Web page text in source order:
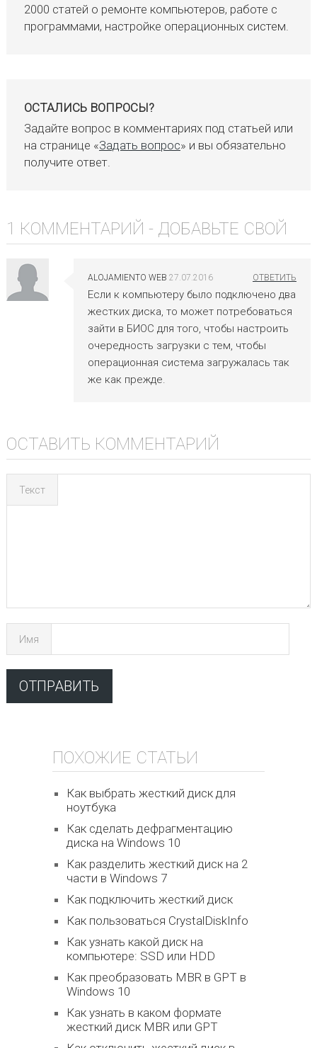
2000 статей о ремонте компьютеров, работе с
программами, настройке операционных систем.
ОСТАЛИСЬ ВОПРОСЫ?
Задайте вопрос в комментариях под статьей или
на странице «Задать вопрос» и вы обязательно
получите ответ.
1 КОММЕНТАРИЙ - ДОБАВЬТЕ СВОЙ
ALOJAMIENTO WEB 27.07.2016
Если к компьютеру было подключено два
жестких диска, то может потребоваться
зайти в БИОС для того, чтобы настроить
очередность загрузки с тем, чтобы
операционная система загружалась так
же как прежде.
ОСТАВИТЬ КОММЕНТАРИЙ
Текст
Имя
ПОХОЖИЕ СТАТЬИ
Как выбрать жесткий диск для
ноутбука
Как сделать дефрагментацию
диска на Windows 10
Как разделить жесткий диск на 2
части в Windows 7
Как подключить жесткий диск
Как пользоваться CrystalDiskInfo
Как узнать какой диск на
компьютере: SSD или HDD
Как преобразовать MBR в GPT в
Windows 10
Как узнать в каком формате
жесткий диск MBR или GPT